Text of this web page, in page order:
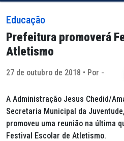
Educação
Prefeitura promoverá
Atletismo
27 de outubro de 2018 • Por -
A Administração Jesus Chedid/
Secretaria Municipal da
promoveu uma reunião na última
Festival Escolar de Atletismo.